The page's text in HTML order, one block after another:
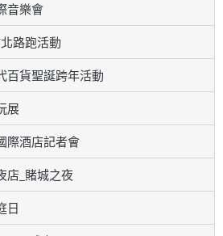
音樂會
路跑活動
百貨聖誕跨年活動
展
際酒店記者會
店_賭城之夜
日